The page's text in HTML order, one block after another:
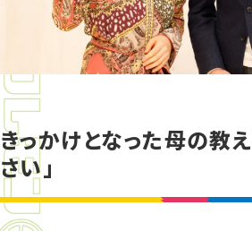
きっかけとなった母の教
さい」